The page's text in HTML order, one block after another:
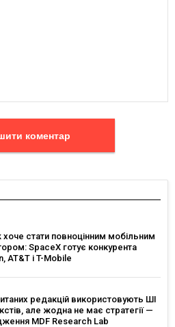
Залишити коментар
хоче стати повноцінним мобільним
SpaceX готує конкурента
AT&T і T-Mobile
редакцій використовують ШІ
але жодна не має стратегії —
MDF Research Lab